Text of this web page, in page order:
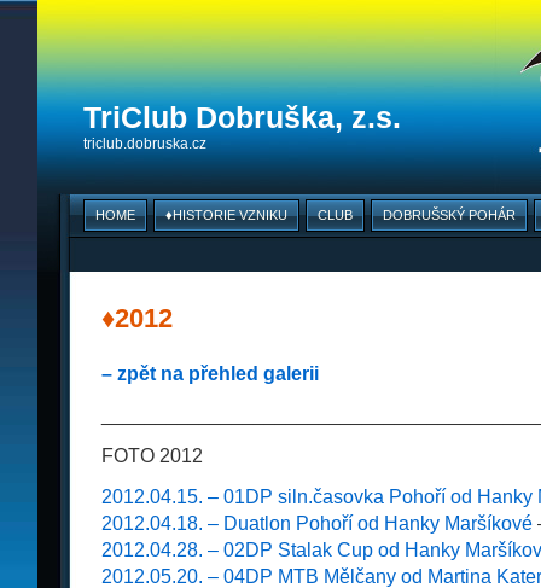
TriClub Dobruška, z.s.
triclub.dobruska.cz
HOME ♦HISTORIE VZNIKU CLUB DOBRUŠSKÝ POHÁR
♦2012
– zpět na přehled galerii
FOTO 2012
2012.04.15. – 01DP siln.časovka Pohoří od Hanky
2012.04.18. – Duatlon Pohoří od Hanky Maršíkové
2012.04.28. – 02DP Stalak Cup od Hanky
2012.05.20. – 04DP MTB Mělčany od Martina